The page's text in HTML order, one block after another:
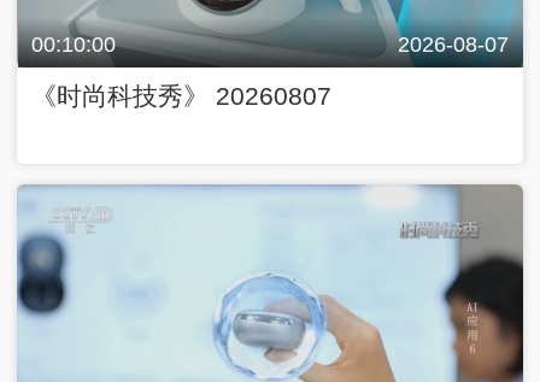
00:10:00 2026-08-07
《时尚科技秀》 20260807